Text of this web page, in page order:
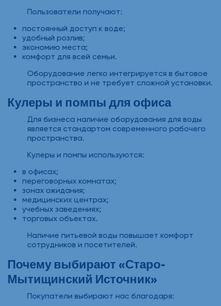
Пользователи получают:
постоянный доступ к воде;
удобный розлив;
экономию места;
комфорт для всей семьи.
Оборудование легко интегрируется в бытовое
пространство и не требует сложной установки.
Кулеры и помпы для офиса
Для бизнеса наличие оборудования для воды
является стандартом современного рабочего
пространства.
Кулеры и помпы используются:
в офисах;
переговорных комнатах;
зонах ожидания;
медицинских центрах;
учебных заведениях;
торговых объектах.
Наличие питьевой воды повышает комфорт
сотрудников и посетителей.
Почему выбирают «Старо-
Мытищинский Источник»
Покупатели выбирают нас благодаря: